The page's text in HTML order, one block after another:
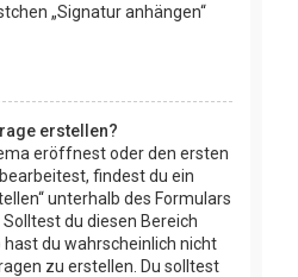
„Signatur anhängen“
erstellen?
eröffnest oder den ersten
findest du ein
unterhalb des Formulars
du diesen Bereich
du wahrscheinlich nicht
zu erstellen. Du solltest